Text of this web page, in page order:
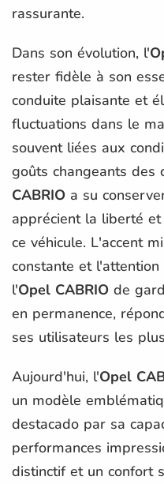
rassurante.
Dans son évolution, l'
rester fidèle à son
conduite plaisante et
fluctuations dans le
souvent liées aux
goûts changeants des
CABRIO a su
apprécient la liberté
ce véhicule. L'accent
constante et
l'Opel CABRIO de
en permanence,
ses utilisateurs les
Aujourd'hui, l'Opel
un modèle
destacado par sa
performances
distinctif et un confort